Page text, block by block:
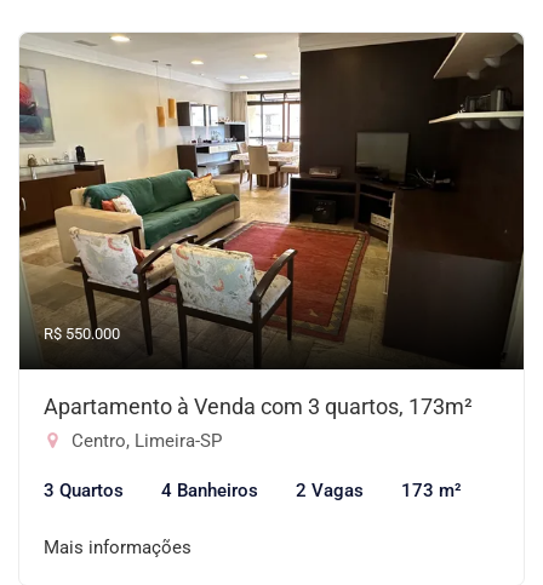
R$ 550.000
Apartamento à Venda com 3 quartos, 173m²
Centro, Limeira-SP
3 Quartos 4 Banheiros 2 Vagas 173 m²
Mais informações